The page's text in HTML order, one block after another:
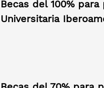
Becas del 100%
Universitaria